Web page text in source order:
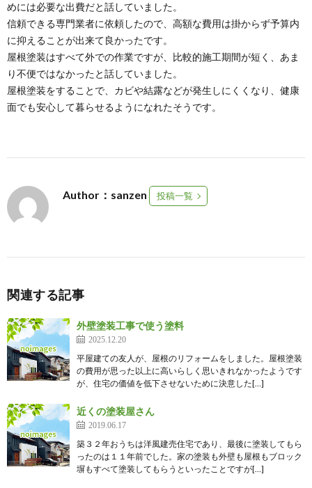
めには必要な出費だと話していました。
信頼できる専門業者に依頼したので、高額な費用は掛からず予算内
に抑えることが出来て良かったです。
屋根塗装はすべて外での作業ですが、比較的施工期間が短く、あま
り不便ではなかったと話していました。
屋根塗装をすることで、カビや結露などが発生しにくくなり、健康
面でも安心して暮らせるようになれたそうです。
Author：sanzen 投稿一覧
関連する記事
外壁塗装工事で使う塗料
2025.12.20
平屋建ての友人が、屋根のリフォームをしました。屋根塗装
の費用が思った以上に高いらしく思いきれなかったようです
が、住宅の価値を低下させないために決意した[…]
近くの塗装屋さん
2019.06.17
築３２年おうちは洋風建売住宅であり、最後に塗装してもら
ったのは１１年前でした。家の塗装も外壁も屋根もブロック
塀もすべて塗装してもらうといったことですが[…]